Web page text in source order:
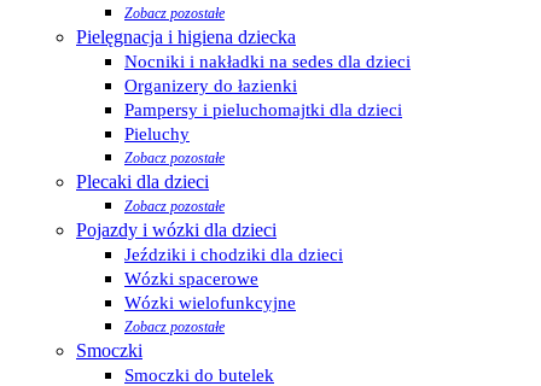
Zobacz pozostałe
Pielęgnacja i higiena dziecka
Nocniki i nakładki na sedes dla dzieci
Organizery do łazienki
Pampersy i pieluchomajtki dla dzieci
Pieluchy
Zobacz pozostałe
Plecaki dla dzieci
Zobacz pozostałe
Pojazdy i wózki dla dzieci
Jeździki i chodziki dla dzieci
Wózki spacerowe
Wózki wielofunkcyjne
Zobacz pozostałe
Smoczki
Smoczki do butelek